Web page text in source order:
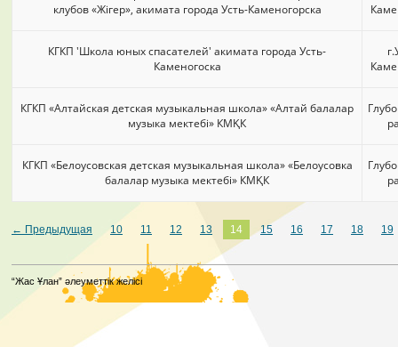
клубов «Жігер», акимата города Усть-Каменогорска
КГКП 'Школа юных спасателей' акимата города Усть-
Каменогоска
КГКП «Алтайская детская музыкальная школа» «Алтай балалар
музыка мектебі» КМҚК
КГКП «Белоусовская детская музыкальная школа» «Белоусовка
балалар музыка мектебі» КМҚК
← Предыдущая 10 11 12 13 14 15 16 17 18 19
“Жас Ұлан” әлеуметтік желісі